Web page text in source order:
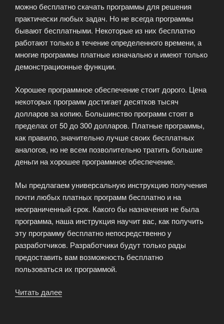
можно бесплатно скачать программы для решения
практически любых задач. Но не всегда программы
бывают бесплатными. Некоторые из них бесплатно
работают только в течение определенного времени, а
многие программы платные изначально и имеют только
демонстрационные функции.
Хорошее программное обеспечение стоит дорого. Цена
некоторых программ достигает десятков тысяч
долларов за копию. Большинство программ стоят в
пределах от 50 до 300 долларов. Платные программы,
как правило, значительно лучше своих бесплатных
аналогов, но не всем позволительно тратить большие
деньги на хорошее программное обеспечение.
Мы предлагаем универсальную инструкцию получения
почти любых платных программ бесплатно и на
неограниченный срок. Какого бы назначения не была
программа, наша инструкция научит вас, как получить
эту программу бесплатно непосредственно у
разработчиков. Разработчики будут только рады
предоставить вам возможность бесплатно
пользоваться их программой.
Читать далее